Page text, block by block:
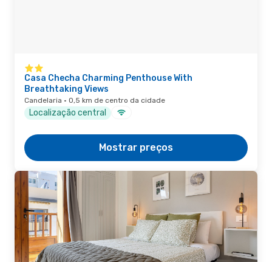
Casa Checha Charming Penthouse With
Breathtaking Views
Candelaria · 0,5 km de centro da cidade
Localização central
Mostrar preços